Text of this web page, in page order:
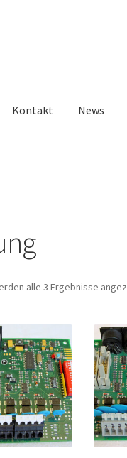
Kontakt News
alle 3 Ergebnisse